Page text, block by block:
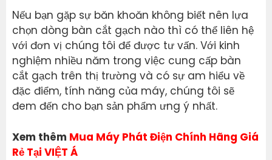
Nếu bạn gặp sự băn khoăn không biết nên lựa
chọn dòng bàn cắt gạch nào thì có thể liên hệ
với đơn vị chúng tôi để được tư vấn. Với kinh
nghiệm nhiều năm trong việc cung cấp bàn
cắt gạch trên thị trường và có sự am hiểu về
đặc điểm, tính năng của máy, chúng tôi sẽ
đem đến cho bạn sản phẩm ưng ý nhất.
Xem thêm Mua Máy Phát Điện Chính Hãng Giá
Rẻ Tại VIỆT Á